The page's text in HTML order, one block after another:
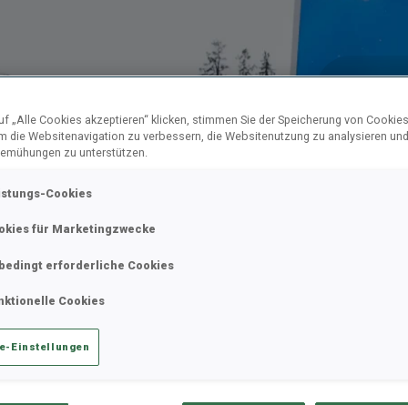
„Alle Cookies akzeptieren“ klicken, stimmen Sie der Speicherung von
die Websitenavigation zu verbessern, die Websitenutzung zu analysieren
zu unterstützen.
Cookies
für Marketingzwecke
erforderliche Cookies
Cookies
Einstellungen